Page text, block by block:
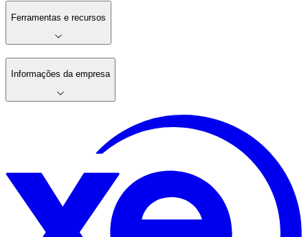
Ferramentas e recursos
Informações da empresa